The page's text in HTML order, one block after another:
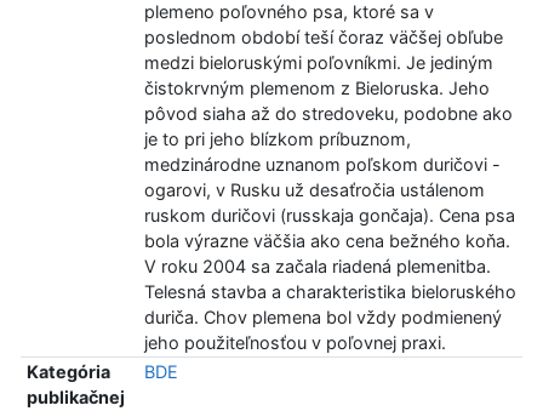
plemeno poľovného psa, ktoré sa v
poslednom období teší čoraz väčšej obľube
medzi bieloruskými poľovníkmi. Je jediným
čistokrvným plemenom z Bieloruska. Jeho
pôvod siaha až do stredoveku, podobne ako
je to pri jeho blízkom príbuznom,
medzinárodne uznanom poľskom duričovi -
ogarovi, v Rusku už desaťročia ustálenom
ruskom duričovi (russkaja gončaja). Cena psa
bola výrazne väčšia ako cena bežného koňa.
V roku 2004 sa začala riadená plemenitba.
Telesná stavba a charakteristika bieloruského
duriča. Chov plemena bol vždy podmienený
jeho použiteľnosťou v poľovnej praxi.
Kategória
publikačnej
BDE